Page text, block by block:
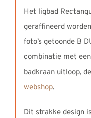
Het ligbad
geraffineerd
foto’s getoonde B
combinatie met
badkraan uitloop,
webshop.
Dit strakke design